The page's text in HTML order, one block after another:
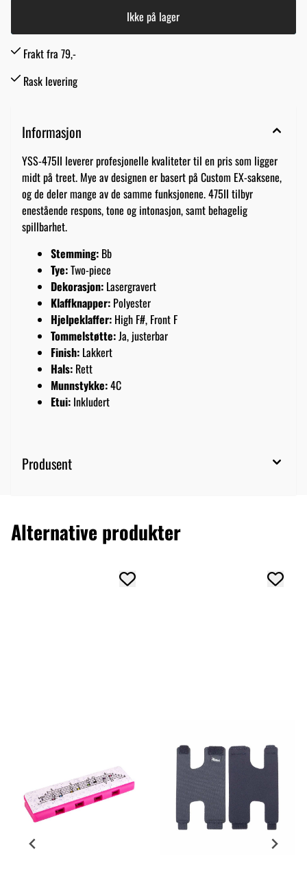
Ikke på lager
Frakt fra 79,-
Rask levering
Informasjon
YSS-475II leverer profesjonelle kvaliteter til en pris som ligger
midt på treet. Mye av designen er basert på Custom EX-saksene,
og de deler mange av de samme funksjonene. 475II tilbyr
enestående respons, tone og intonasjon, samt behagelig
spillbarhet.
Stemming: Bb
Tye:Two-piece
Dekorasjon: Lasergravert
Klaffknapper: Polyester
Hjelpeklaffer: High F#, Front F
Tommelstøtte: Ja, justerbar
Finish: Lakkert
Hals: Rett
Munnstykke:4C
Etui: Inkludert
Produsent
Alternative produkter